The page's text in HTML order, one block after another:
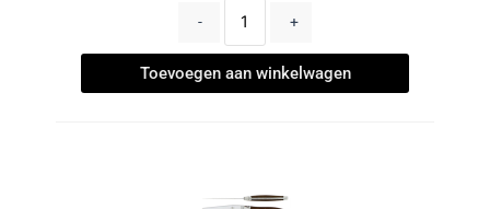
- +
Toevoegen aan winkelwagen